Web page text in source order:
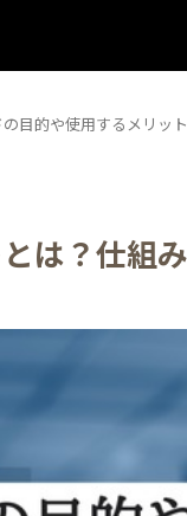
目的や使用するメリッ
は？仕組